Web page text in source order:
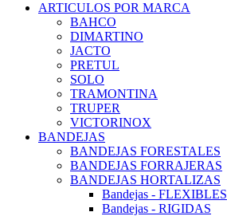
ARTICULOS POR MARCA
BAHCO
DIMARTINO
JACTO
PRETUL
SOLO
TRAMONTINA
TRUPER
VICTORINOX
BANDEJAS
BANDEJAS FORESTALES
BANDEJAS FORRAJERAS
BANDEJAS HORTALIZAS
Bandejas - FLEXIBLES
Bandejas - RIGIDAS